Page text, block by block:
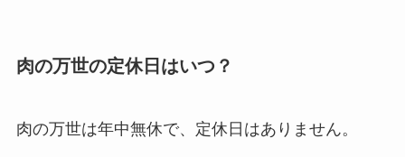
肉の万世の定休日はいつ？
肉の万世は年中無休で、定休日はありません。